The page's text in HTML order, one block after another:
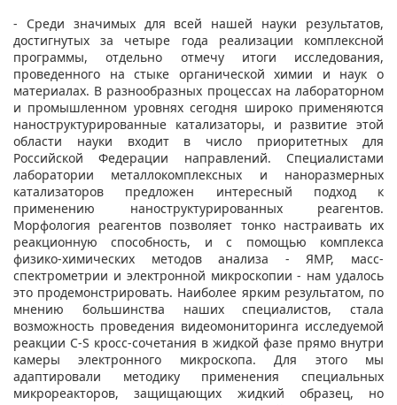
- Среди значимых для всей нашей науки результатов,
достигнутых за четыре года реализации комплексной
программы, отдельно отмечу итоги исследования,
проведенного на стыке органической химии и наук о
материалах. В разнообразных процессах на лабораторном
и промышленном уровнях сегодня широко применяются
наноструктурированные катализаторы, и развитие этой
области науки входит в число приоритетных для
Российской Федерации направлений. Специалистами
лаборатории металлокомплексных и наноразмерных
катализаторов предложен интересный подход к
применению наноструктурированных реагентов.
Морфология реагентов позволяет тонко настраивать их
реакционную способность, и с помощью комплекса
физико-химических методов анализа - ЯМР, масс-
спектрометрии и электронной микроскопии - нам удалось
это продемонстрировать. Наиболее ярким результатом, по
мнению большинства наших специалистов, стала
возможность проведения видеомониторинга исследуемой
реакции C-S кросс-сочетания в жидкой фазе прямо внутри
камеры электронного микроскопа. Для этого мы
адаптировали методику применения специальных
микрореакторов, защищающих жидкий образец, но